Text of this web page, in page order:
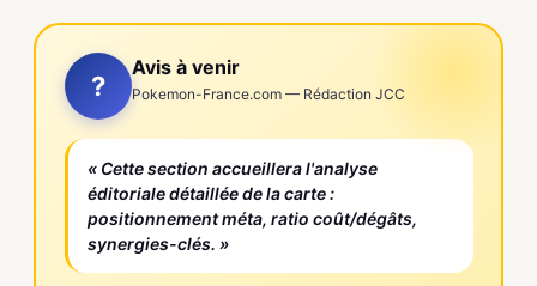
?
Avis à venir
Pokemon-France.com — Rédaction JCC
« Cette section accueillera l'analyse
éditoriale détaillée de la carte :
positionnement méta, ratio coût/dégâts,
synergies-clés. »